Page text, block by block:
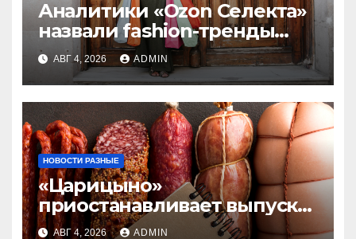
Аналитики «Ozon Селекта»
назвали fashion-тренды
2026 года
АВГ 4, 2026 ADMIN
НОВОСТИ РАЗНЫЕ
«Царицыно»
приостанавливает выпуск
продукции
АВГ 4, 2026 ADMIN